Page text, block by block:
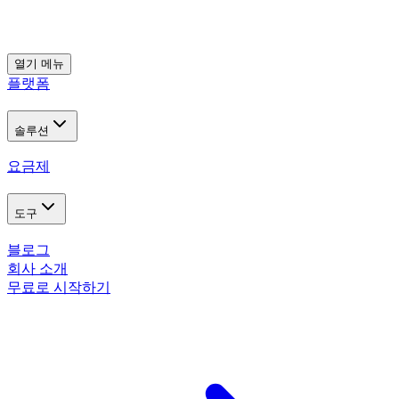
열기 메뉴
플랫폼
솔루션
요금제
도구
블로그
회사 소개
무료로 시작하기